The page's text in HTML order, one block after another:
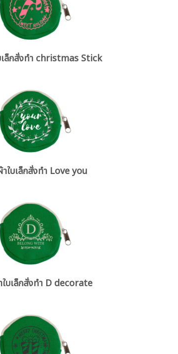
เล็กสั่งทำ christmas Stick
ใบเล็กสั่งทำ Love you
บเล็กสั่งทำ D decorate